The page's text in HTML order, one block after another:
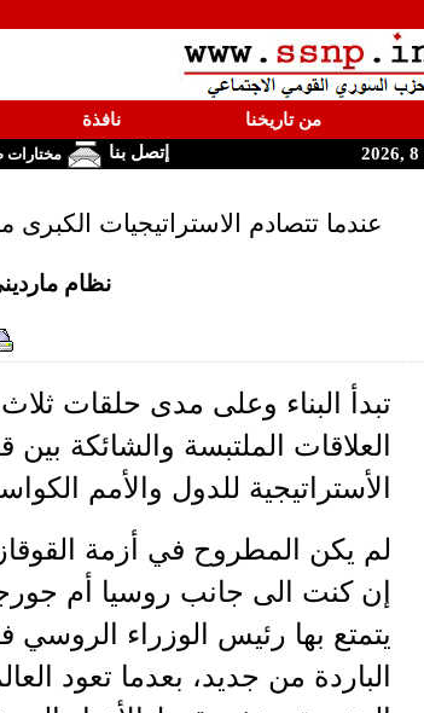
من تاريخنا نافذة
إتصل بنا مختارات
عندما تتصادم الاستراتيجيات الكبرى
نظام
تبدأ البناء وعلى مدى حلقات
العلاقات الملتبسة والشائكة
الأستراتيجية للدول والأمم
لم يكن المطروح في أزمة
إن كنت الى جانب روسيا أم
يتمتع بها رئيس الوزراء الروسي
الباردة من جديد، بعدما تعود